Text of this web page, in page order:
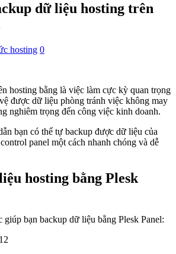
dữ liệu hosting trên
hosting 0
hosting bằng là việc làm cực kỳ quan trọng
được dữ liệu phòng tránh việc không may
nghiêm trọng đến công việc kinh doanh.
bạn có thể tự backup được dữ liệu của
panel một cách nhanh chóng và dễ
hosting bằng Plesk
giúp bạn backup dữ liệu bằng Plesk Panel: